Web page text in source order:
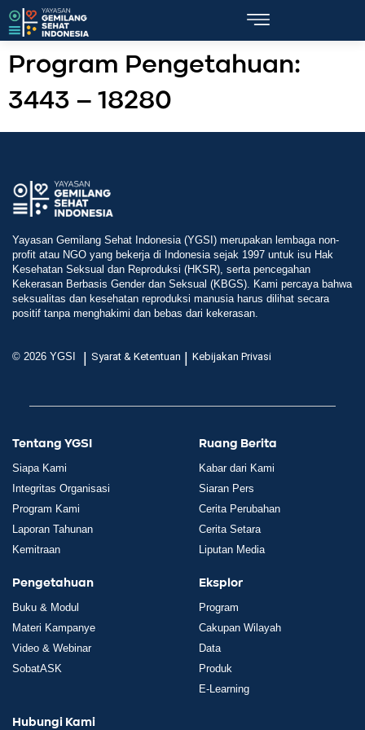
Program Pengetahuan:
3443 – 18280
Yayasan Gemilang Sehat Indonesia (YGSI) merupakan lembaga non-
profit atau NGO yang bekerja di Indonesia sejak 1997 untuk isu Hak
Kesehatan Seksual dan Reproduksi (HKSR), serta pencegahan
Kekerasan Berbasis Gender dan Seksual (KBGS). Kami percaya bahwa
seksualitas dan kesehatan reproduksi manusia harus dilihat secara
positif tanpa menghakimi dan bebas dari kekerasan.
© 2026 YGSI | Syarat & Ketentuan | Kebijakan Privasi
Tentang YGSI
Siapa Kami
Integritas Organisasi
Program Kami
Laporan Tahunan
Kemitraan
Ruang Berita
Kabar dari Kami
Siaran Pers
Cerita Perubahan
Cerita Setara
Liputan Media
Pengetahuan
Buku & Modul
Materi Kampanye
Video & Webinar
SobatASK
Eksplor
Program
Cakupan Wilayah
Data
Produk
E-Learning
Hubungi Kami